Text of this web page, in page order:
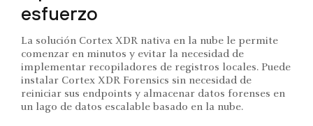
esfuerzo
La solución Cortex XDR nativa en la nube le permite
comenzar en minutos y evitar la necesidad de
implementar recopiladores de registros locales. Puede
instalar Cortex XDR Forensics sin necesidad de
reiniciar sus endpoints y almacenar datos forenses en
un lago de datos escalable basado en la nube.